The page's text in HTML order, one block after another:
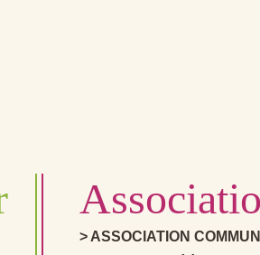
ASSOCIATION